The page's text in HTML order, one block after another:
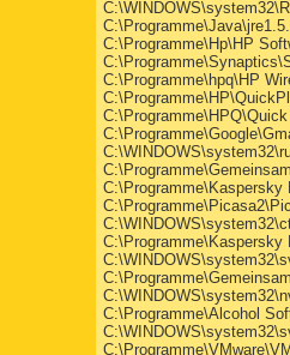
C:\Programme\Hp\HP
C:\Programme\hpq\HP
C:\Programme\Alcohol